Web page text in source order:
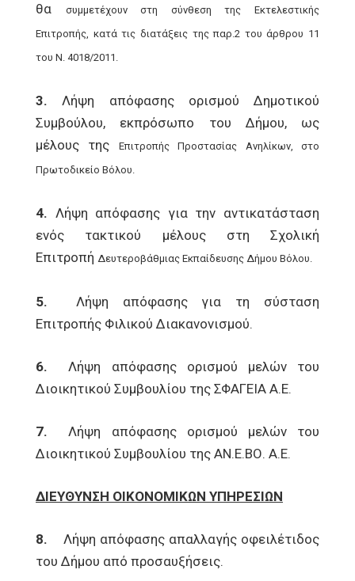
θα
συμμετέχουν στη σύνθεση της Εκτελεστικής
Επιτροπής, κατά τις διατάξεις της παρ.2 τουάρθρου 11
του Ν. 4018/2011.
3. Λήψη απόφασης ορισμού Δημοτικού
Συμβούλου, εκπρόσωπο του Δήμου, ως
μέλους της
Επιτροπής Προστασίας Ανηλίκων, στο
Πρωτοδικείο Βόλου.
4. Λήψη απόφασης για την αντικατάσταση
ενός τακτικού μέλους στη Σχολική
Επιτροπή Δευτεροβάθμιας Εκπαίδευσης Δήμου Βόλου.
5. Λήψη απόφασης για τη σύσταση
Επιτροπής Φιλικού Διακανονισμού.
6. Λήψη απόφασης ορισμού μελών του
Διοικητικού Συμβουλίου της ΣΦΑΓΕΙΑ Α.Ε.
7. Λήψη απόφασης ορισμού μελών του
Διοικητικού Συμβουλίου της ΑΝ.Ε.ΒΟ. Α.Ε.
ΔΙΕΥΘΥΝΣΗ ΟΙΚΟΝΟΜΙΚΩΝ ΥΠΗΡΕΣΙΩΝ
8. Λήψη απόφασης απαλλαγής οφειλέτιδος
του Δήμου από προσαυξήσεις.